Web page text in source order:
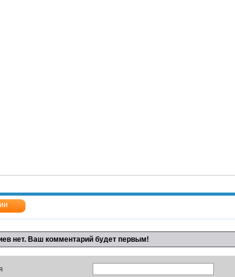
нет. Ваш комментарий будет первым!